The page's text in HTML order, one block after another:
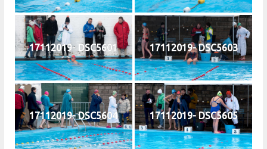
17112019- DSC5601 17112019- DSC5603
17112019- DSC5604 17112019- DSC5605